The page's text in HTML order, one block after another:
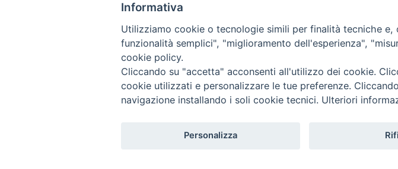
Privacy Policy Cookie
Copyright © 2019 - Tutti i diritti riservati - Vita Trentina Editrice
Informativa
Utilizziamo cookie o tecnologie simili per finalità tecniche
funzionalità semplici", "miglioramento dell'esperienza",
cookie policy.
Cliccando su "accetta" acconsenti all'utilizzo dei cookie.
cookie utilizzati e personalizzare le tue preferenze.
navigazione installando i soli cookie tecnici. Ulteriori
Personalizza